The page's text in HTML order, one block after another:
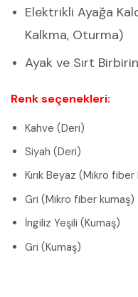
Elektrikli Ayağa
Kalkma, Oturma)
Ayak ve Sırt
Renk seçenekleri:
Kahve (Deri)
Siyah (Deri)
Kırık Beyaz (Mikro fiber
Gri (Mikro fiber kumaş)
İngiliz Yeşili (Kumaş)
Gri (Kumaş)